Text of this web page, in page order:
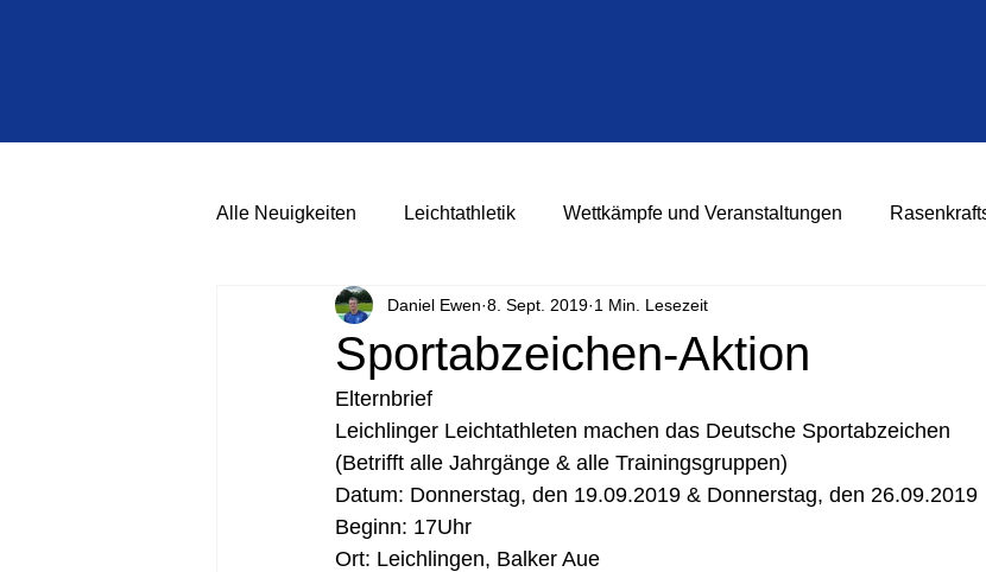
Alle Neuigkeiten Leichtathletik Wettkämpfe und Veranstaltungen
Sportabzeichen-Aktion
Daniel Ewen 8. Sept. 2019 1 Min. Lesezeit
Elternbrief
Leichlinger Leichtathleten machen das Deutsche Sportabzeichen
(Betrifft alle Jahrgänge & alle Trainingsgruppen)
Datum: Donnerstag, den 19.09.2019 & Donnerstag, den 26.09.2019
Beginn: 17Uhr
Ort: Leichlingen, Balker Aue